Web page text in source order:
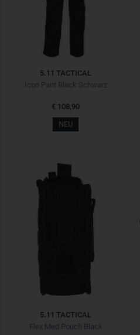
5.11 TACTICAL
Icon Pant Black Schwarz
€ 108,90
NEU
5.11 TACTICAL
Flex Med Pouch Black